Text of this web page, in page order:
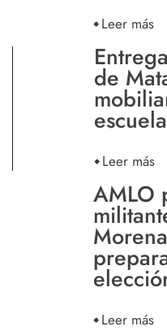
Leer más
de
Leer más
AMLO
Morena
Leer más